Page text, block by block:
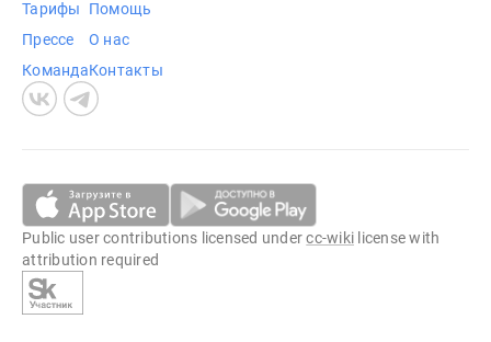
Тарифы
Прессе
Команда
Помощь
О нас
Контакты
Public user contributions licensed undercc-wiki license with
attribution required